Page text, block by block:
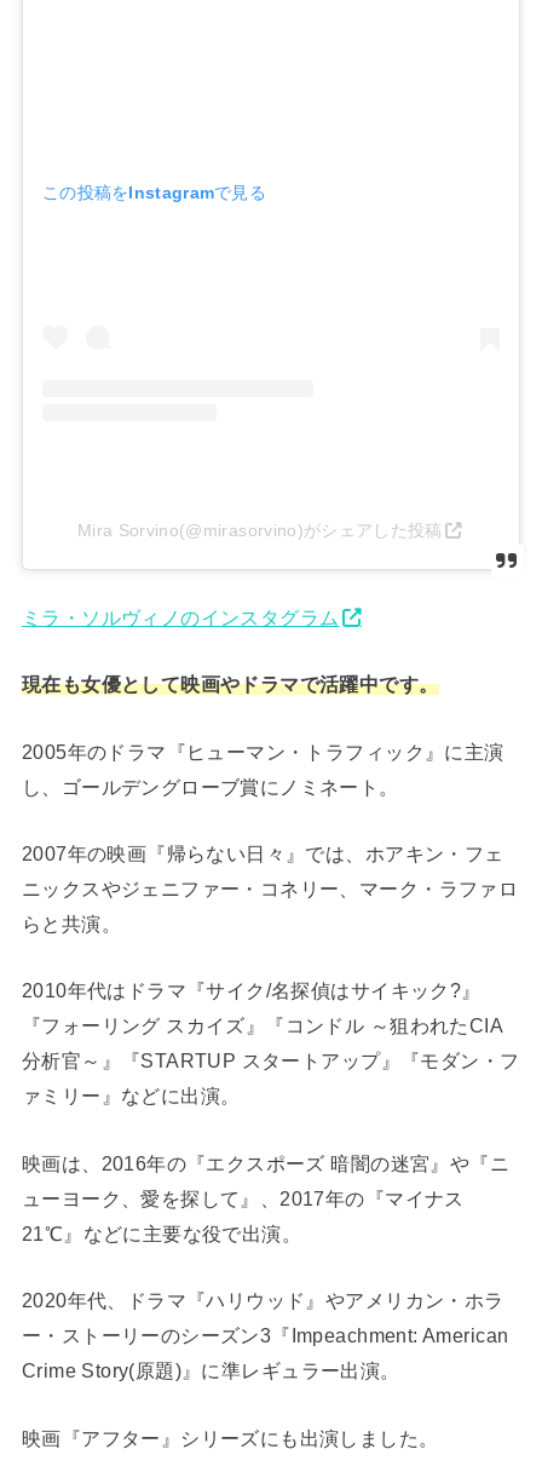
この投稿をInstagramで見る
Mira Sorvino(@mirasorvino)がシェアした投稿
ミラ・ソルヴィノのインスタグラム
現在も女優として映画やドラマで活躍中です。
2005年のドラマ『ヒューマン・トラフィック』に主演
し、ゴールデングローブ賞にノミネート。
2007年の映画『帰らない日々』では、ホアキン・フェ
ニックスやジェニファー・コネリー、マーク・ラファロ
らと共演。
2010年代はドラマ『サイク/名探偵はサイキック?』
『フォーリング スカイズ』『コンドル ～狙われたCIA
分析官～』『STARTUP スタートアップ』『モダン・フ
ァミリー』などに出演。
映画は、2016年の『エクスポーズ 暗闇の迷宮』や『ニ
ューヨーク、愛を探して』、2017年の『マイナス
21℃』などに主要な役で出演。
2020年代、ドラマ『ハリウッド』やアメリカン・ホラ
ー・ストーリーのシーズン3『Impeachment: American
Crime Story(原題)』に準レギュラー出演。
映画『アフター』シリーズにも出演しました。